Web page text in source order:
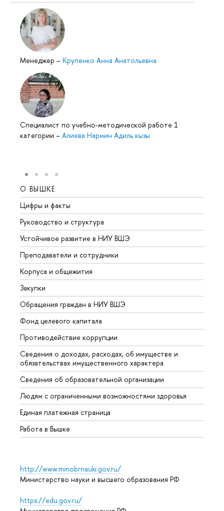
Менеджер – Крупенко Анна Анатольевна
Специалист по учебно-методической работе 1
категории – Алиева Нармин Адиль кызы
О ВЫШКЕ
Цифры и факты
Руководство и структура
Устойчивое развитие в НИУ ВШЭ
Преподаватели и сотрудники
Корпуса и общежития
Закупки
Обращения граждан в НИУ ВШЭ
Фонд целевого капитала
Противодействие коррупции
Сведения о доходах, расходах, об имуществе и
обязательствах имущественного характера
Сведения об образовательной организации
Людям с ограниченными возможностями здоровья
Единая платежная страница
Работа в Вышке
http://www.minobrnauki.gov.ru/
Министерство науки и высшего образования РФ
https://edu.gov.ru/